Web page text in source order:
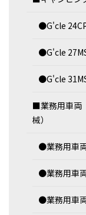
●G'cle
●G'cle
●G'cle
■業務用車両
械）
●業務用車
●業務用車
●業務用車